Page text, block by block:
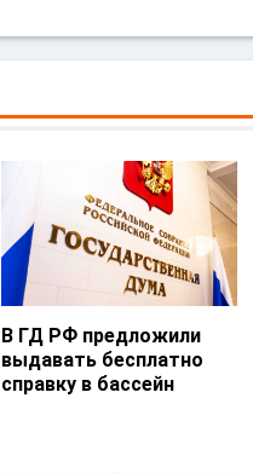
В ГД РФ предложили
выдавать бесплатно
справку в бассейн